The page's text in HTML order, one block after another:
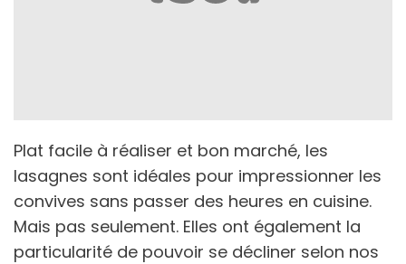
Plat facile à réaliser et bon marché, les
lasagnes sont idéales pour impressionner les
convives sans passer des heures en cuisine.
Mais pas seulement. Elles ont également la
particularité de pouvoir se décliner selon nos